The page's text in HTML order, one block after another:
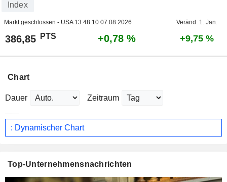
Index
Markt geschlossen - USA 13:48:10 07.08.2026 Veränd. 1. Jan.
386,85 PTS +0,78 % +9,75 %
Chart
Dauer Zeitraum
: Dynamischer Chart
Top-Unternehmensnachrichten